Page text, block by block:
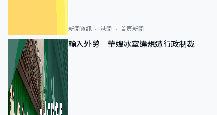
新聞資訊 港聞 首頁新聞
輸入外勞｜華嫂冰室違規遭行政制裁